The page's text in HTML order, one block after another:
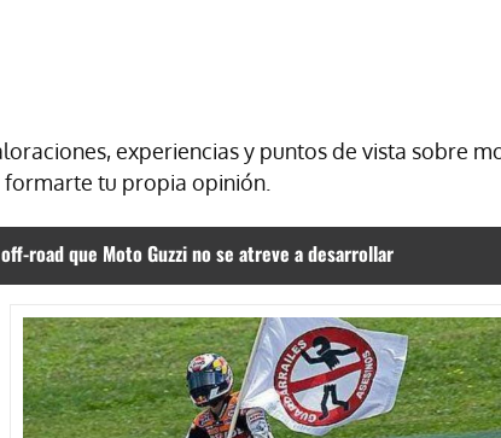
experiencias y puntos de vista sobre
tu propia opinión.
road que Moto Guzzi no se atreve a desarrollar